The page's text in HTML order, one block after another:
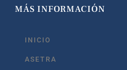
MÁS INFORMACIÓN
INICIO
ASETRA